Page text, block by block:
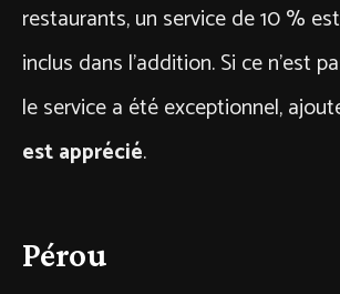
restaurants, un service de 10 %
inclus dans l’addition. Si ce n’est
le service a été exceptionnel,
est apprécié.
Pérou